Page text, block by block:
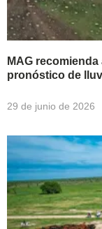
MAG
pronóstico de
29 de junio de 2026